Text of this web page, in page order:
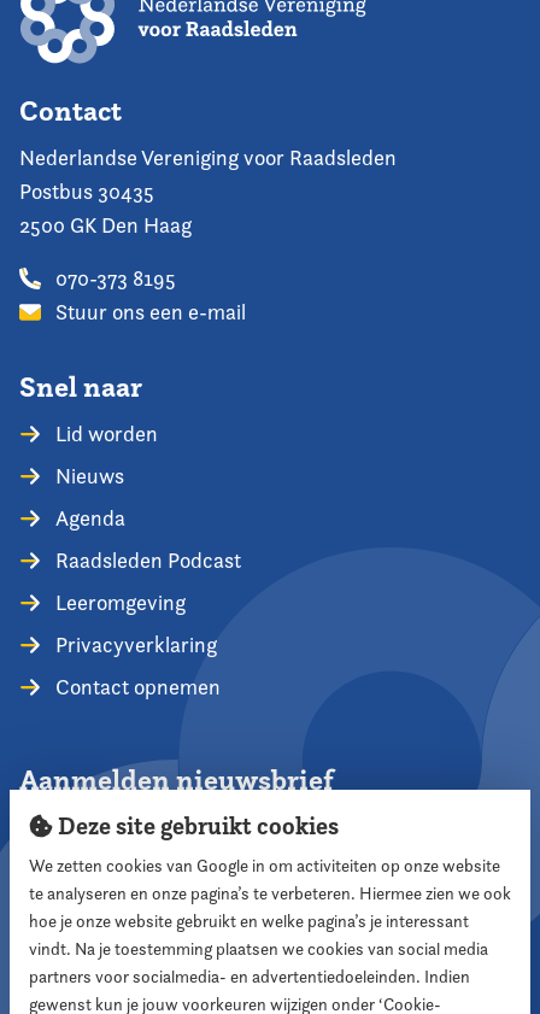
Contact
Nederlandse Vereniging voor Raadsleden
Postbus 30435
2500 GK Den Haag
070-373 8195
Stuur ons een e-mail
Snel naar
Lid worden
Nieuws
Agenda
Raadsleden Podcast
Leeromgeving
Privacyverklaring
Contact opnemen
Aanmelden nieuwsbrief
Aanmelden
Volg ons
Deze site gebruikt cookies
We zetten cookies van Google in om activiteiten op onze website
te analyseren en onze pagina’s te verbeteren. Hiermee zien we ook
hoe je onze website gebruikt en welke pagina’s je interessant
vindt. Na je toestemming plaatsen we cookies van social media
partners voor socialmedia- en advertentiedoeleinden. Indien
gewenst kun je jouw voorkeuren wijzigen onder ‘Cookie-